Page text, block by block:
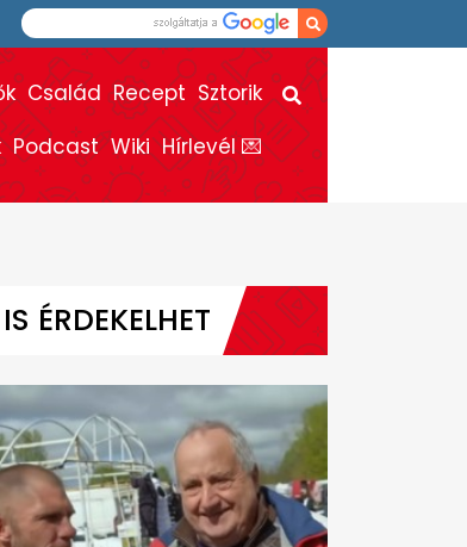
Család Recept Sztorik
Podcast Wiki Hírlevél 💌
ÉRDEKELHET